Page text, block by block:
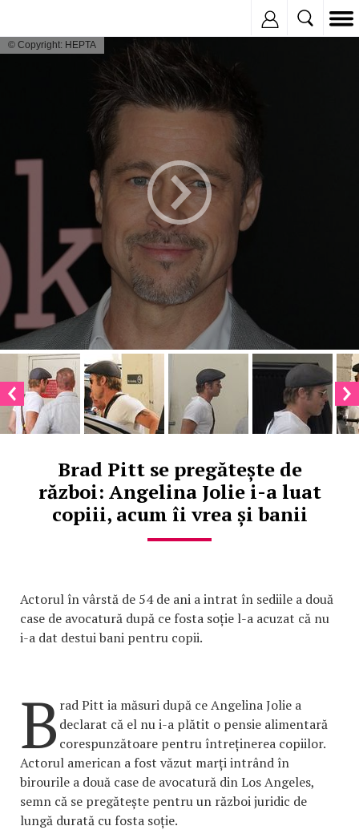
© Copyright: HEPTA
Brad Pitt se pregătește de
război: Angelina Jolie i-a luat
copiii, acum îi vrea și banii
Actorul în vârstă de 54 de ani a intrat în sediile a două
case de avocatură după ce fosta soție l-a acuzat că nu
i-a dat destui bani pentru copii.
B rad Pitt ia măsuri după ce Angelina Jolie a
declarat că el nu i-a plătit o pensie alimentară
corespunzătoare pentru întreținerea copiilor.
Actorul american a fost văzut marți intrând în
birourile a două case de avocatură din Los Angeles,
semn că se pregătește pentru un război juridic de
lungă durată cu fosta soție.